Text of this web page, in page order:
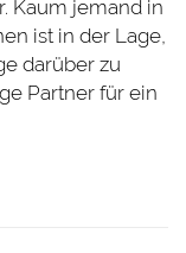
Kaum jemand in
ist in der Lage,
darüber zu
Partner für ein